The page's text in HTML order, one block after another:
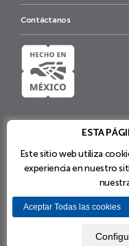
ESTA
Este sitio web utiliza
experiencia en nuestro
Aceptar Todas las cookies
Contáctanos
2023 Productos
Todos
Condiciones
de
cookies